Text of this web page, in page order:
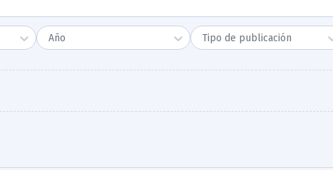
Año Tipo de publicación